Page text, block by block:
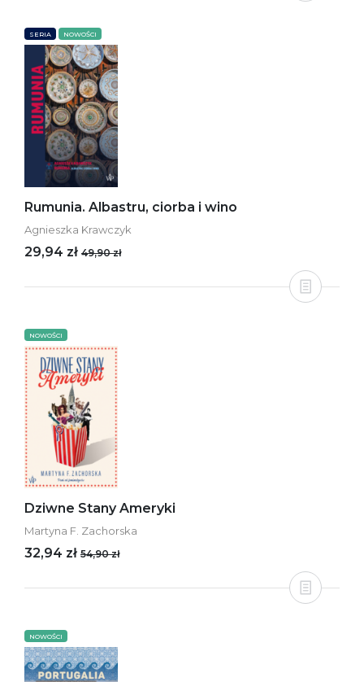
SERIA NOWOŚCI
Rumunia. Albastru, ciorba i wino
Agnieszka Krawczyk
29,94 zł 49,90 zł
NOWOŚCI
Dziwne Stany Ameryki
Martyna F. Zachorska
32,94 zł 54,90 zł
NOWOŚCI